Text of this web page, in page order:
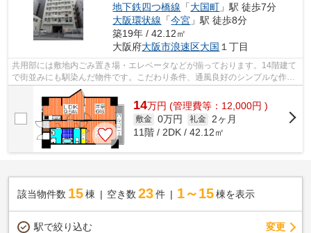
地下鉄四つ橋線 「大国町 」駅 徒歩7分
大阪環状線 「今宮 」駅 徒歩8分
築19年 / 42.12㎡
大阪府大阪市浪速区大国 １丁目
共用部には敷地内ごみ置き場・エレベータなどが揃っております。14階建て
で街並みにも馴染んだ物件です。こだわり条件、通風良好のシンプルな作り
の物件です。気分が落ちた時には換気...
14万円 (管理費等：12,000円 )
敷金 0万円 礼金
2ヶ月
11階 / 2DK / 42.12㎡
該当物件数 15棟 空き数 23 件 1～15 棟を表示
駅で絞り込む 変更